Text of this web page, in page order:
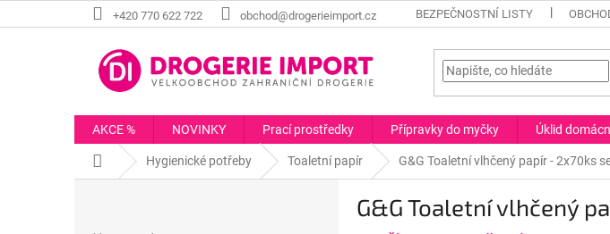
na
+420 770 622 722 obchod@drogerieimport.cz BEZPEČNOSTNÍ LISTY
AKCE % NOVINKY Prací prostředky Přípravky do myčky Úklid
Domů Hygienické potřeby Toaletní papír G&G Toaletní vlhčený papír - 2x70ks
G&G Toaletní vlhčený